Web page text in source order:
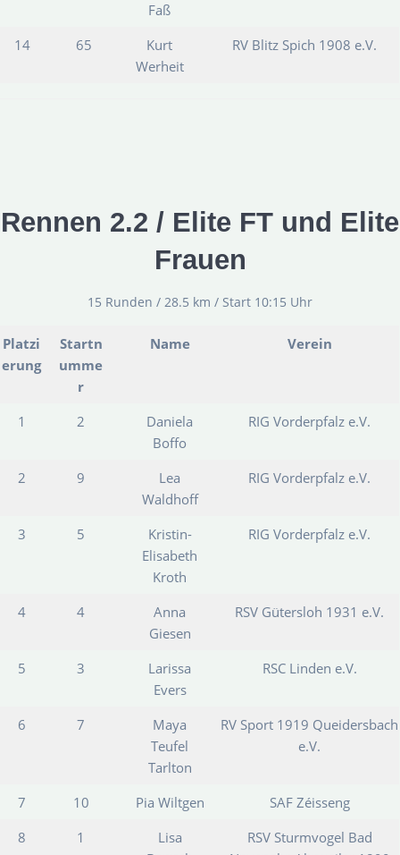
Faß
14
65
Kurt
Werheit
RV Blitz Spich 1908 e.V.
Rennen 2.2 / Elite FT und Elite
Frauen
15 Runden / 28.5 km / Start 10:15 Uhr
Platzi
erung
Startn
umme
r
Name Verein
1 2
Daniela
Boffo
RIG Vorderpfalz e.V.
2 9
Lea
Waldhoff
RIG Vorderpfalz e.V.
3 5
Kristin-
Elisabeth
Kroth
RIG Vorderpfalz e.V.
4 4
Anna
Giesen
RSV Gütersloh 1931 e.V.
5 3
Larissa
Evers
RSC Linden e.V.
6 7
Maya
Teufel
Tarlton
RV Sport 1919 Queidersbach
e.V.
7 10 Pia Wiltgen
SAF Zéisseng
8
1
Lisa
RSV Sturmvogel Bad